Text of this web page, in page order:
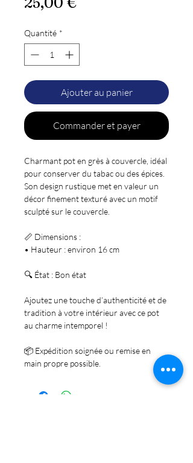
Quantité *
Ajouter au panier
Commander et payer
Charmant pot en grès à couvercle, idéal
pour conserver du tabac ou des épices.
Son design rustique met en valeur un
décor finement texturé avec un motif
sculpté sur le couvercle.
📏 Dimensions :
• Hauteur : environ 16 cm
🔍 État : Bon état
Ajoutez une touche d’authenticité et de
tradition à votre intérieur avec ce pot
au charme intemporel !
📦 Expédition soignée ou remise en
main propre possible.